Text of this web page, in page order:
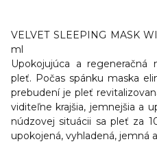
VELVET SLEEPING MASK
ml
Upokojujúca a
pleť. Počas spánku maska
prebudení je pleť
viditeľne krajšia, jemnejšia a
núdzovej situácii sa pleť za
upokojená, vyhladená, jemná